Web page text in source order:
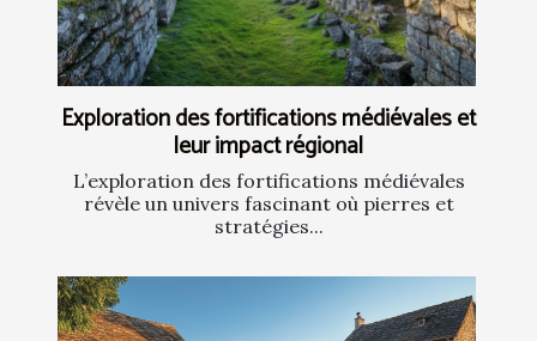
Exploration des fortifications médiévales et
leur impact régional
L’exploration des fortifications médiévales
révèle un univers fascinant où pierres et
stratégies...